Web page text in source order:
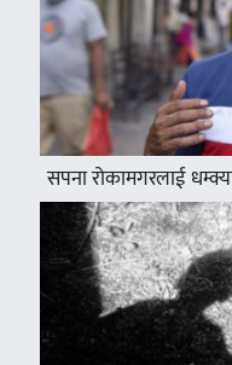
सपना रोकामगरलाई